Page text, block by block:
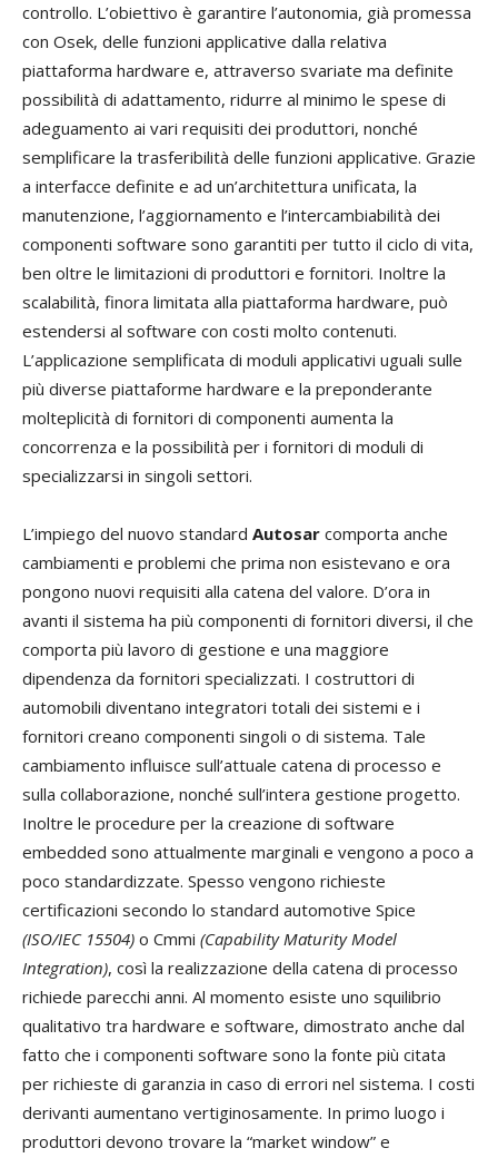
controllo. L’obiettivo è garantire l’autonomia, già promessa
con Osek, delle funzioni applicative dalla relativa
piattaforma hardware e, attraverso svariate ma definite
possibilità di adattamento, ridurre al minimo le spese di
adeguamento ai vari requisiti dei produttori, nonché
semplificare la trasferibilità delle funzioni applicative. Grazie
a interfacce definite e ad un’architettura unificata, la
manutenzione, l’aggiornamento e l’intercambiabilità dei
componenti software sono garantiti per tutto il ciclo di vita,
ben oltre le limitazioni di produttori e fornitori. Inoltre la
scalabilità, finora limitata alla piattaforma hardware, può
estendersi al software con costi molto contenuti.
L’applicazione semplificata di moduli applicativi uguali sulle
più diverse piattaforme hardware e la preponderante
molteplicità di fornitori di componenti aumenta la
concorrenza e la possibilità per i fornitori di moduli di
specializzarsi in singoli settori.
L’impiego del nuovo standard Autosar comporta anche
cambiamenti e problemi che prima non esistevano e ora
pongono nuovi requisiti alla catena del valore. D’ora in
avanti il sistema ha più componenti di fornitori diversi, il che
comporta più lavoro di gestione e una maggiore
dipendenza da fornitori specializzati. I costruttori di
automobili diventano integratori totali dei sistemi e i
fornitori creano componenti singoli o di sistema. Tale
cambiamento influisce sull’attuale catena di processo e
sulla collaborazione, nonché sull’intera gestione progetto.
Inoltre le procedure per la creazione di software
embedded sono attualmente marginali e vengono a poco a
poco standardizzate. Spesso vengono richieste
certificazioni secondo lo standard automotive Spice
(ISO/IEC 15504) o Cmmi (Capability Maturity Model
Integration), così la realizzazione della catena di processo
richiede parecchi anni. Al momento esiste uno squilibrio
qualitativo tra hardware e software, dimostrato anche dal
fatto che i componenti software sono la fonte più citata
per richieste di garanzia in caso di errori nel sistema. I costi
derivanti aumentano vertiginosamente. In primo luogo i
produttori devono trovare la “market window” e